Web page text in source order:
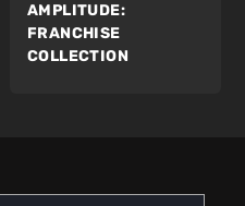
AMPLITUDE:
FRANCHISE
COLLECTION